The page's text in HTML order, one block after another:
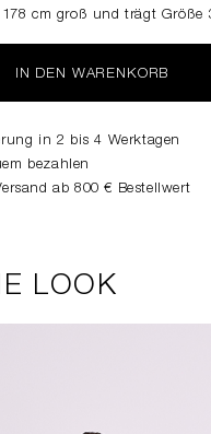
cm groß und trägt Größe
IN DEN WARENKORB
in 2 bis 4 Werktagen
bezahlen
ab 800 € Bestellwert
LOOK